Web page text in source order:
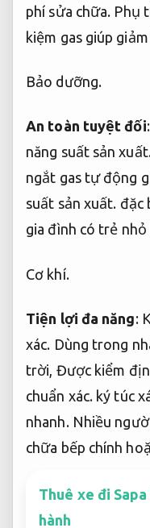
phí sửa chữa. Phụ
kiệm gas giúp
Bảo dưỡng.
An toàn tuyệt đối:
năng suất sản
ngắt gas tự động
suất sản xuất. đặc
gia đình có trẻ
Cơ khí.
Tiện lợi đa năng:
xác. Dùng trong
trời, Được kiểm
chuẩn xác. ký túc
nhanh.Nhiều
chữa bếp chính
Thuê xe đi
hành